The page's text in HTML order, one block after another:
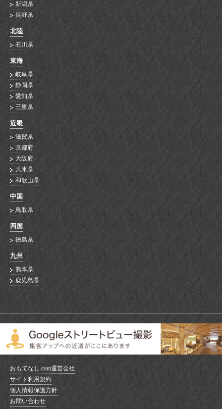
新潟県
長野県
北陸
石川県
東海
岐阜県
静岡県
愛知県
三重県
近畿
滋賀県
京都府
大阪府
兵庫県
和歌山県
中国
鳥取県
四国
徳島県
九州
熊本県
鹿児島県
おもてなし.com運営会社
サイト利用規約
個人情報保護方針
お問い合わせ